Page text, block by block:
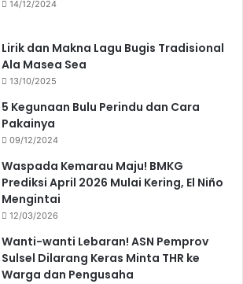
14/12/2024
Lirik dan Makna Lagu Bugis Tradisional
Ala Masea Sea
13/10/2025
5 Kegunaan Bulu Perindu dan Cara
Pakainya
09/12/2024
Waspada Kemarau Maju! BMKG
Prediksi April 2026 Mulai Kering, El Niño
Mengintai
12/03/2026
Wanti-wanti Lebaran! ASN Pemprov
Sulsel Dilarang Keras Minta THR ke
Warga dan Pengusaha